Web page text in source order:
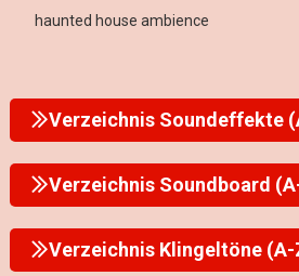
haunted house ambience
Verzeichnis Soundeffekte
Verzeichnis Soundboard
Verzeichnis Klingeltöne (A-